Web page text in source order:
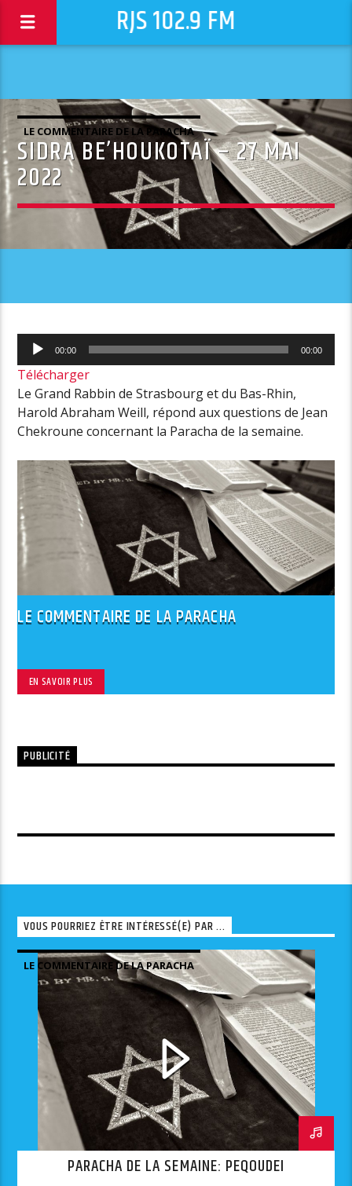
RJS 102.9 FM
LE COMMENTAIRE DE LA PARACHA
SIDRA BE’HOUKOTAÏ – 27 MAI
2022
Lecteur
audio
00:00 00:00
Télécharger
Le Grand Rabbin de Strasbourg et du Bas-Rhin,
Harold Abraham Weill, répond aux questions de Jean
Chekroune concernant la Paracha de la semaine.
LE COMMENTAIRE DE LA PARACHA
EN SAVOIR PLUS
PUBLICITÉ
VOUS POURRIEZ ÊTRE INTÉRESSÉ(E) PAR ...
LE COMMENTAIRE DE LA PARACHA
PARACHA DE LA SEMAINE: PEQOUDEI